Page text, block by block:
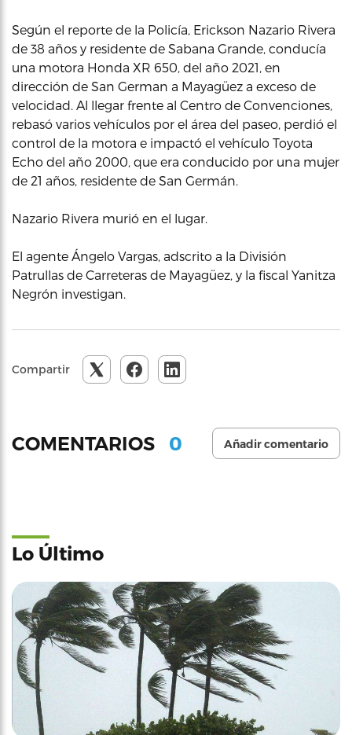
Según el reporte de la Policía, Erickson Nazario Rivera
de 38 años y residente de Sabana Grande, conducía
una motora Honda XR 650, del año 2021, en
dirección de San German a Mayagüez a exceso de
velocidad. Al llegar frente al Centro de Convenciones,
rebasó varios vehículos por el área del paseo, perdió el
control de la motora e impactó el vehículo Toyota
Echo del año 2000, que era conducido por una mujer
de 21 años, residente de San Germán.
Nazario Rivera murió en el lugar.
El agente Ángelo Vargas, adscrito a la División
Patrullas de Carreteras de Mayagüez, y la fiscal Yanitza
Negrón investigan.
Compartir
COMENTARIOS 0 Añadir comentario
Lo Último